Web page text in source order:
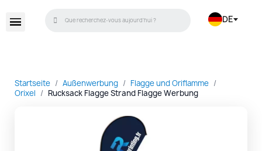
DE
Startseite Außenwerbung
Flagge und Oriflamme
Orixel
Rucksack Flagge Strand Flagge Werbung